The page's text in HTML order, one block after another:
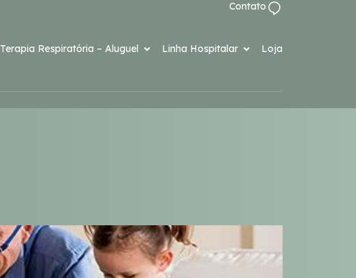
Contato
Terapia Respiratória – Aluguel Linha Hospitalar Loja